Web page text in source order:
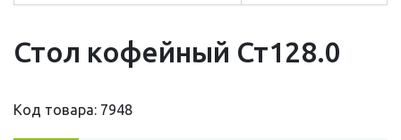
Стол кофейный Ст128.0
Код товара: 7948